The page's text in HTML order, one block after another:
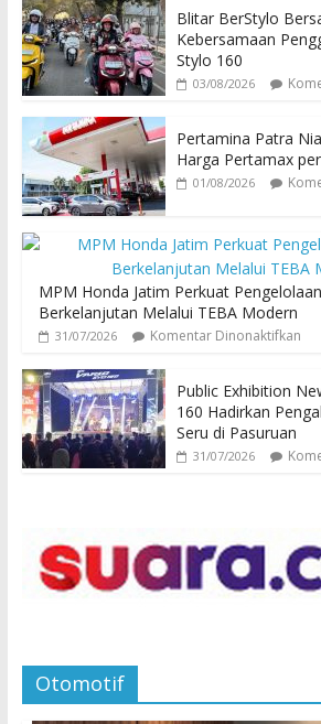
Blitar BerStylo
Kebersamaan
Stylo 160
03/08/2026
Pertamina Patra
Harga Pertamax
01/08/2026
MPM Honda Jatim Perkuat
Berkelanjutan Melalui TEBA Modern
31/07/2026 Komentar Dinonaktifkan
Public Exhibition
160 Hadirkan
Seru di Pasuruan
31/07/2026
Otomotif